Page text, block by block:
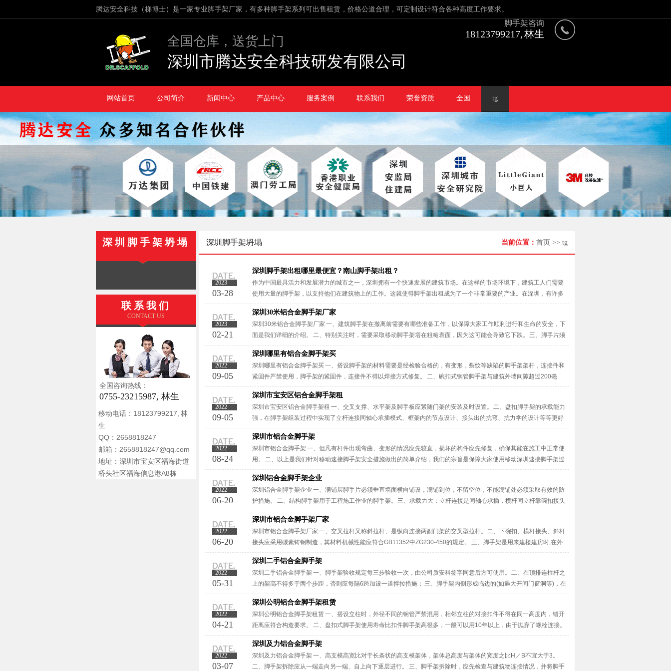
腾达安全科技（梯博士）是一家专业脚手架厂家，有多种脚手架系列可出售租赁，价格公道合理，可定制设计符合各种高度工作要求。
全国仓库，送货上门
深圳市腾达安全科技研发有限公司
脚手架咨询
18123799217, 林生
网站首页 公司简介 新闻中心 产品中心 服务案例 联系我们 荣誉资质 全国 tg
深圳脚手架坍塌
联系我们
CONTACT US
全国咨询热线：
0755-23215987, 林生
移动电话：18123799217, 林
生
QQ：2658818247
邮箱：2658818247@qq.com
地址：深圳市宝安区福海街道
桥头社区福海信息港A8栋
深圳脚手架坍塌 当前位置： 首页 >> tg
2023
03-28
深圳脚手架出租哪里最便宜？南山脚手架出租？
作为中国最具活力和发展潜力的城市之一，深圳拥有一个快速发展的建筑市场。在这样的市场环境下，建筑工人们需要
使用大量的脚手架，以支持他们在建筑物上的工作。这就使得脚手架出租成为了一个非常重要的产业。在深圳，有许多
脚手架出租公司，但是如何选择最便宜的呢？在本文中，我们将介绍深圳东晓脚手架出租哪里最便宜。深···
2023
02-21
深圳30米铝合金脚手架厂家
深圳30米铝合金脚手架厂家 一、建筑脚手架在撤离前需要有哪些准备工作，以保障大家工作顺利进行和生命的安全，下
面是我们详细的介绍。 二、特别关注时，需要采取移动脚手架塔在粗糙表面，因为这可能会导致它下跌。 三、脚手片须
用18铅丝双股并联绑扎，不少于4点，要求绑扎牢固，交接处平整，铺设···
2022
09-05
深圳哪里有铝合金脚手架买
深圳哪里有铝合金脚手架买 一、搭设脚手架的材料需要是经检验合格的，有变形，裂纹等缺陷的脚手架架杆，连接件和
紧固件严禁使用，脚手架的紧固件，连接件不得以焊接方式修复。 二、碗扣式钢管脚手架与建筑外墙间隙超过200毫
米，未采取防护措施；门式脚手架未在每个主节点处设置一根横向水平杆；门式脚···
2022
09-05
深圳市宝安区铝合金脚手架租
深圳市宝安区铝合金脚手架租 一、交叉支撑、水平架及脚手板应紧随门架的安装及时设置。 二、盘扣脚手架的承载能力
强，在脚手架组装过程中实现了立杆连接同轴心承插模式、框架内的节点设计、接头出的抗弯、抗力学的设计等等更好
的让结构稳固性，从而大大提升了建筑支撑的安全性能，和现代模板的巧妙的结合···
2022
08-24
深圳市铝合金脚手架
深圳市铝合金脚手架 一、但凡有杆件出现弯曲、变形的情况应先较直，损坏的构件应先修复，确保其能在施工中正常使
用。 二、以上是我们针对移动速接脚手架安全措施做出的简单介绍，我们的宗旨是保障大家使用移动深圳速接脚手架过
程中的安全，欢迎您来电咨询。 三、碗扣式钢管脚手架当采用钢管横杆时深圳···
2022
06-20
深圳铝合金脚手架企业
深圳铝合金脚手架企业 一、满铺层脚手片必须垂直墙面横向铺设，满铺到位，不留空位，不能满铺处必须采取有效的防
护措施。 二、结构脚手架用于工程施工作业的脚手架。 三、承载力大：立杆连接是同轴心承插，横杆同立杆靠碗扣接头
连接，接头具有可靠的铝合金抗弯、抗剪、抗扭力学性能。深圳铝合金脚手架···
2022
06-20
深圳市铝合金脚手架厂家
深圳市铝合金脚手架厂家 一、交叉拉杆又称斜拉杆、是纵向连接两副门架的交叉型拉杆。 二、下碗扣、横杆接头、斜杆
接头应采用碳素铸钢制造，其材料机械性能应符合GB11352中ZG230-450的规定。 三、脚手架是用来建楼建房时,在外
围搭建给工人上下用的.主要负荷就是人的重量,和一些建筑···
2022
05-31
深圳二手铝合金脚手架
深圳二手铝合金脚手架 一、脚手架验收规定每三步验收一次，由公司质安科签字同意后方可使用。 二、在顶排连柱杆之
上的架高不得多于两个步距，否则应每隔6跨加设一道撑拉措施； 三、脚手架内侧形成临边的(如遇大开间门窗洞等)，在
脚手架铝合金内侧设的防护栏杆和30cm高踢脚杆。深圳二手铝合金脚···
2022
04-21
深圳公明铝合金脚手架租赁
深圳公明铝合金脚手架租赁 一、搭设立柱时，外径不同的钢管严禁混用，相邻立柱的对接扣件不得在同一高度内，错开
距离应符合构造要求。 二、盘扣式脚手架使用寿命比扣件脚手架高很多，一般可以用10年以上，由于抛弃了螺栓连接。
三、体积小运输储存方便、客户群众多。深圳公明铝合金脚手架租赁里脚手···
2022
03-07
深圳及力铝合金脚手架
深圳及力铝合金脚手架 一、高支模高宽比对于长条状的高支模架体，架体总高度与架体的宽度之比H／B不宜大于3。
二、脚手架拆除应从一端走向另一端、自上向下逐层进行。 三、脚手架拆除时，应先检查与建筑物连接情况，并将脚手